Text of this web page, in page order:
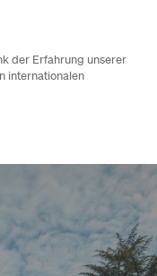
der Erfahrung unserer
internationalen